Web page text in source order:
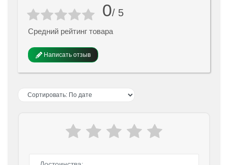
0/ 5
Средний рейтинг товара
Написать отзыв